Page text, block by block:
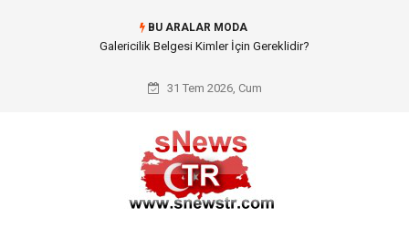
BU ARALAR MODA
Galericilik Belgesi Kimler İçin Gereklidir?
31 Tem 2026, Cum